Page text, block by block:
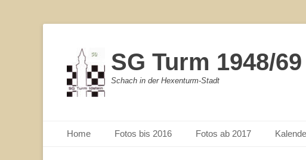
SG Turm 1948/
Schach in der Hexenturm-Stadt
Primärmenu
Home Fotos bis 2016 Fotos ab 2017